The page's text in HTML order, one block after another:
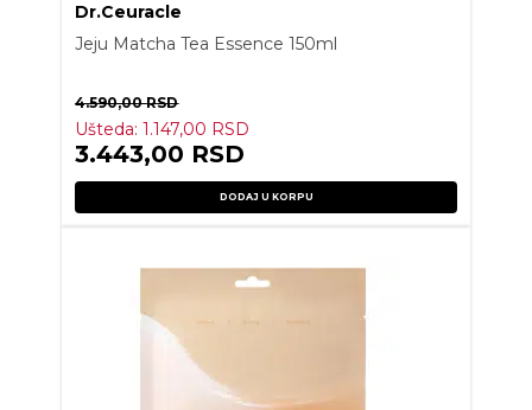
Dr.Ceuracle
Jeju Matcha Tea Essence 150ml
4.590,00RSD
Ušteda:1.147,00 RSD
3.443,00 RSD
DODAJ U KORPU